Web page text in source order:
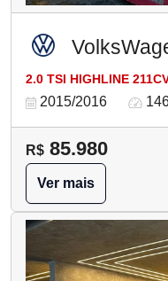
2.0 TSI HIGHLINE
2015/2016
R$ 85.980
Ver mais